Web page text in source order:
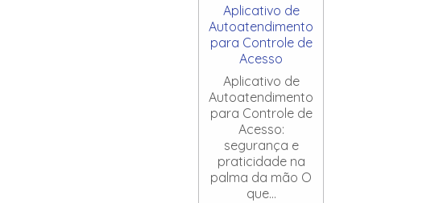
Aplicativo de
Autoatendimento
para Controle de
Acesso
Aplicativo de
Autoatendimento
para Controle de
Acesso:
segurança e
praticidade na
palma da mão O
que...